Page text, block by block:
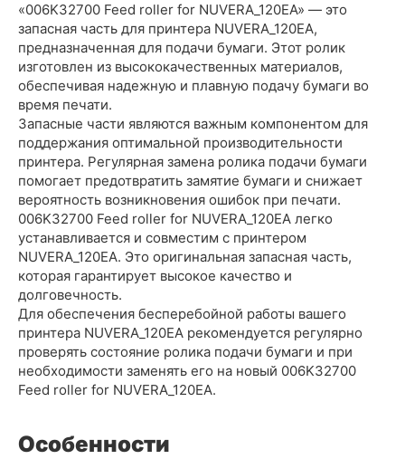
«006K32700 Feed roller for NUVERA_120EA» — это
запасная часть для принтера NUVERA_120EA,
предназначенная для подачи бумаги. Этот ролик
изготовлен из высококачественных материалов,
обеспечивая надежную и плавную подачу бумаги во
время печати.
Запасные части являются важным компонентом для
поддержания оптимальной производительности
принтера. Регулярная замена ролика подачи бумаги
помогает предотвратить замятие бумаги и снижает
вероятность возникновения ошибок при печати.
006K32700 Feed roller for NUVERA_120EA легко
устанавливается и совместим с принтером
NUVERA_120EA. Это оригинальная запасная часть,
которая гарантирует высокое качество и
долговечность.
Для обеспечения бесперебойной работы вашего
принтера NUVERA_120EA рекомендуется регулярно
проверять состояние ролика подачи бумаги и при
необходимости заменять его на новый 006K32700
Feed roller for NUVERA_120EA.
Особенности